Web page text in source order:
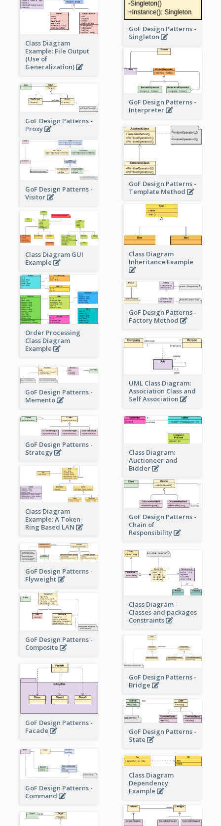
GoF Design Patterns -
Singleton
Class Diagram
Example: File Output
(Use of
Generalization)
GoF Design Patterns -
Interpreter
GoF Design Patterns -
Proxy
GoF Design Patterns -
Template Method
GoF Design Patterns -
Visitor
Class Diagram
Inheritance Example
Class Diagram GUI
Example
Order Processing
Class Diagram
Example
GoF Design Patterns -
Factory Method
UML Class Diagram:
Association Class and
Self Association
GoF Design Patterns -
Memento
GoF Design Patterns -
Strategy
Class Diagram:
Auctioneer and
Bidder
Class Diagram
Example: A Token-
Ring Based LAN
GoF Design Patterns -
Chain of
Responsibility
GoF Design Patterns -
Flyweight
Class Diagram -
Classes and packages
Constraints
GoF Design Patterns -
Composite
GoF Design Patterns -
Bridge
GoF Design Patterns -
Facade
GoF Design Patterns -
State
GoF Design Patterns -
Command
Class Diagram
Dependency
Example